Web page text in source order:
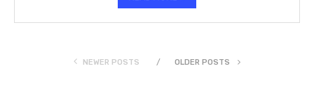
NEWER POSTS OLDER POSTS